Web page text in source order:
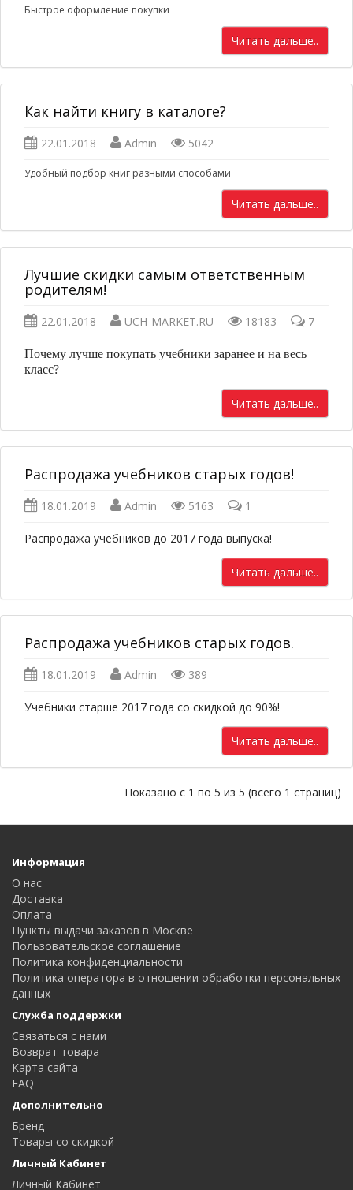
Быстрое оформление покупки
Читать дальше..
Как найти книгу в каталоге?
22.01.2018 Admin 5042
Удобный подбор книг разными способами
Читать дальше..
Лучшие скидки самым ответственным
родителям!
22.01.2018 UCH-MARKET.RU 18183 7
Почему лучше покупать учебники заранее и на весь
класс?
Читать дальше..
Распродажа учебников старых годов!
18.01.2019 Admin 5163 1
Распродажа учебников до 2017 года выпуска!
Читать дальше..
Распродажа учебников старых годов.
18.01.2019 Admin 389
Учебники старше 2017 года со скидкой до 90%!
Читать дальше..
Показано с 1 по 5 из 5 (всего 1 страниц)
Информация
О нас
Доставка
Оплата
Пункты выдачи заказов в Москве
Пользовательское соглашение
Политика конфиденциальности
Политика оператора в отношении обработки персональных
данных
Служба поддержки
Связаться с нами
Возврат товара
Карта сайта
FAQ
Дополнительно
Бренд
Товары со скидкой
Личный Кабинет
Личный Кабинет